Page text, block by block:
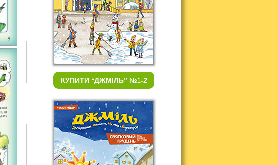
КУПИТИ “ДЖМІЛЬ” №1-2